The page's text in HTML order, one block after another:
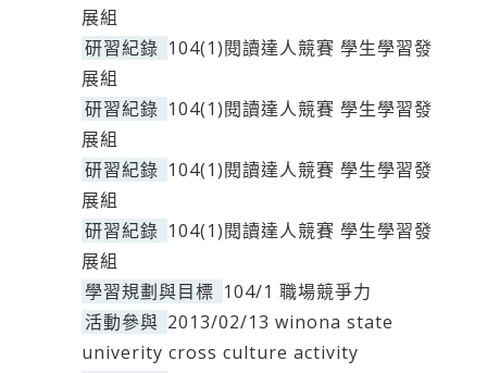
展組
研習紀錄 104(1)閱讀達人競賽 學生學習發
展組
研習紀錄 104(1)閱讀達人競賽 學生學習發
展組
研習紀錄 104(1)閱讀達人競賽 學生學習發
展組
研習紀錄 104(1)閱讀達人競賽 學生學習發
展組
學習規劃與目標 104/1 職場競爭力
活動參與 2013/02/13 winona state
univerity cross culture activity